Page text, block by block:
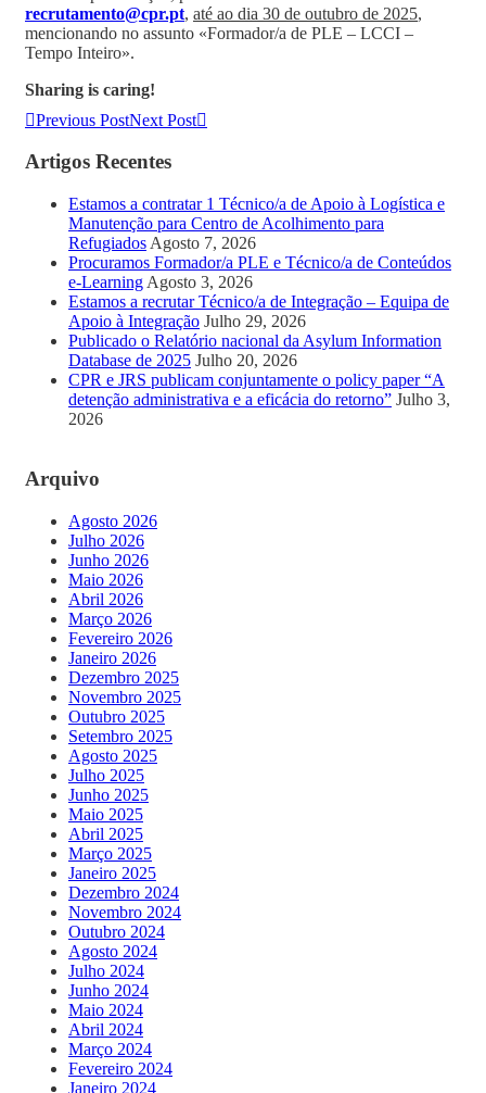
recrutamento@cpr.pt, até ao dia 30 de outubro de 2025,
mencionando no assunto «Formador/a de PLE – LCCI –
Tempo Inteiro».
Sharing is caring!
Previous PostNext Post
Artigos Recentes
Estamos a contratar 1 Técnico/a de Apoio à Logística e
Manutenção para Centro de Acolhimento para
Refugiados Agosto 7, 2026
Procuramos Formador/a PLE e Técnico/a de Conteúdos
e-Learning Agosto 3, 2026
Estamos a recrutar Técnico/a de Integração – Equipa de
Apoio à Integração Julho 29, 2026
Publicado o Relatório nacional da Asylum Information
Database de 2025 Julho 20, 2026
CPR e JRS publicam conjuntamente o policy paper “A
detenção administrativa e a eficácia do retorno” Julho 3,
2026
Arquivo
Agosto 2026
Julho 2026
Junho 2026
Maio 2026
Abril 2026
Março 2026
Fevereiro 2026
Janeiro 2026
Dezembro 2025
Novembro 2025
Outubro 2025
Setembro 2025
Agosto 2025
Julho 2025
Junho 2025
Maio 2025
Abril 2025
Março 2025
Janeiro 2025
Dezembro 2024
Novembro 2024
Outubro 2024
Agosto 2024
Julho 2024
Junho 2024
Maio 2024
Abril 2024
Março 2024
Fevereiro 2024
Janeiro 2024